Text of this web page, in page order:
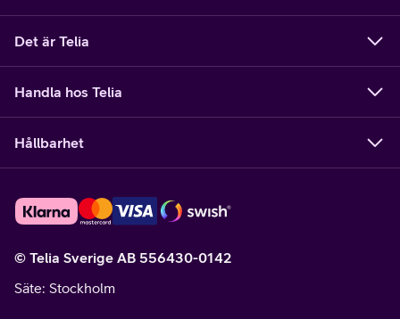
Det är Telia
Handla hos Telia
Hållbarhet
© Telia Sverige AB 556430-0142
Säte: Stockholm